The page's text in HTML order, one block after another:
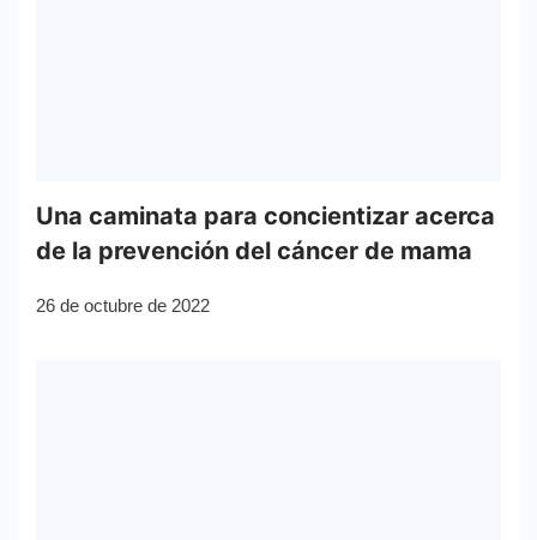
Una caminata para concientizar acerca
de la prevención del cáncer de mama
26 de octubre de 2022